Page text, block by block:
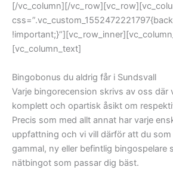
[/vc_column][/
[vc_column_text]
Bingobonus du aldrig får i Sundsvall
Varje bingorecension skrivs av oss där
komplett och opartisk åsikt om
Precis som med allt annat har varje
uppfattning och vi vill därför att du
gammal, ny eller befintlig bingospelare
nätbingot som passar dig bäst.